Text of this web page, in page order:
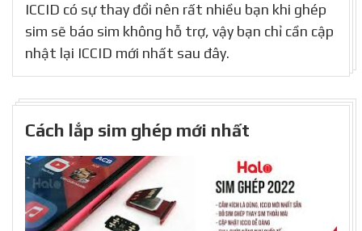
ICCID có sự thay đổi nên rất nhiều bạn khi ghép
sim sẽ báo sim không hỗ trợ, vậy bạn chỉ cần cập
nhật lại ICCID mới nhất sau đây.
Cách lắp sim ghép mới nhất